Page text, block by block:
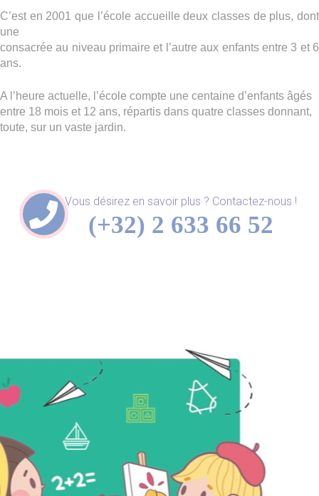
C’est en 2001 que l’école accueille deux classes de plus, dont
une
consacrée au niveau primaire et l’autre aux enfants entre 3 et 6
ans.
A l’heure actuelle, l’école compte une centaine d’enfants âgés
entre 18 mois et 12 ans, répartis dans quatre classes donnant,
toute, sur un vaste jardin.
Vous désirez en savoir plus ? Contactez-nous !
(+32) 2 633 66 52